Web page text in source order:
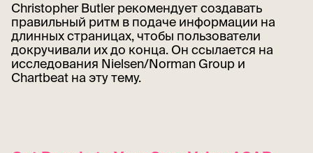
Christopher Butler рекомендует создавать
правильный ритм в подаче информации на
длинных страницах, чтобы пользователи
докручивали их до конца. Он ссылается на
исследования Nielsen/Norman Group и
Chartbeat на эту тему.